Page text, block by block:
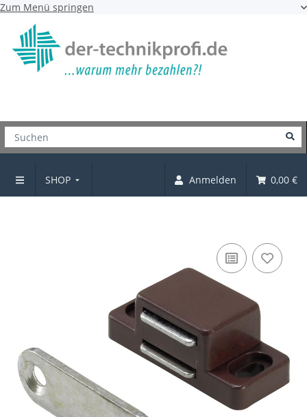
Zum Menü springen
SHOP Anmelden 0,00 €
Magnetschnäpper